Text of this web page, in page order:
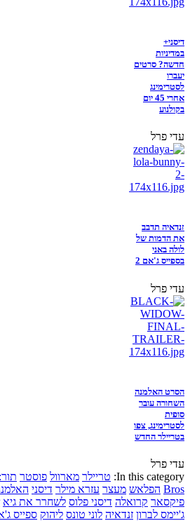
דיסני+
במדיניות
חדשה? סרטים
יעברו
לסטרימינג
אחרי 45 יום
בקולנוע
עדי פרל
זנדאיה תדבב
את הדמות של
לולה באני
בספייס ג'אם 2
עדי פרל
הסרט האלמנה
השחורה עובר
סופית
לסטרימינג, צפו
בטריילר החדש
עדי פרל
In this category: טריילר מארוול פוסטר
Bros הפלאש מעצר עזרא מילר דיסני
פיקסאר קרואלה דיסני פלוס לשחרר את גיא
ג'יימס לברון זנדאיה לוני טונס ליהוק ספייס